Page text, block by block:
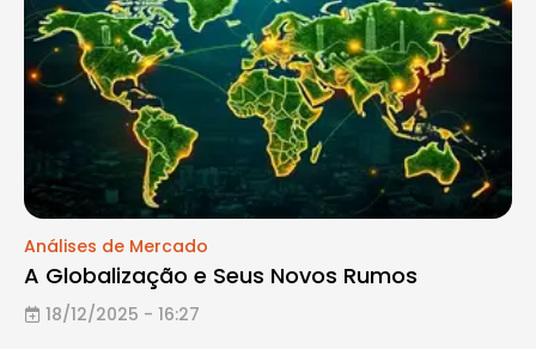
Análises de Mercado
A Globalização e Seus Novos Rumos
18/12/2025 - 16:27